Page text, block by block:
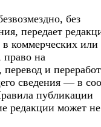
без
передает
в коммерческих или
право на
и
сведения — в
публикации
редакции может не